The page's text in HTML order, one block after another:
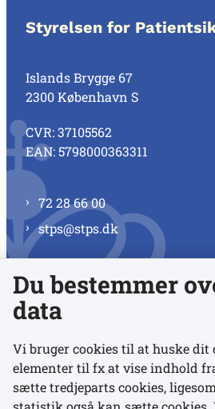
Styrelsen for
Islands Brygge 67
2300 København S
CVR: 37105562
EAN: 5798000363311
72 28 66 00
stps@stps.dk
Se alle kontaktnumre
Links
Du bestemmer
data
Vi bruger cookies til at huske dit
elementer til fx at vise indhold
sætte tredjeparts cookies,